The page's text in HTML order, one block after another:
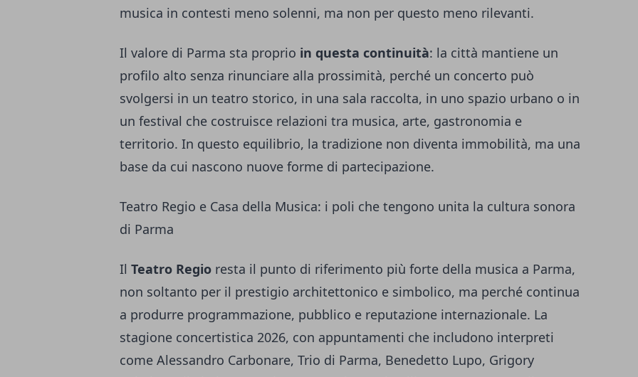
musica in contesti meno solenni, ma non per questo meno rilevanti.
Il valore di Parma sta proprio in questa continuità: la città mantiene un
profilo alto senza rinunciare alla prossimità, perché un concerto può
svolgersi in un teatro storico, in una sala raccolta, in uno spazio urbano o in
un festival che costruisce relazioni tra musica, arte, gastronomia e
territorio. In questo equilibrio, la tradizione non diventa immobilità, ma una
base da cui nascono nuove forme di partecipazione.
Teatro Regio e Casa della Musica: i poli che tengono unita la cultura sonora
di Parma
Il Teatro Regio resta il punto di riferimento più forte della musica a Parma,
non soltanto per il prestigio architettonico e simbolico, ma perché continua
a produrre programmazione, pubblico e reputazione internazionale. La
stagione concertistica 2026, con appuntamenti che includono interpreti
come Alessandro Carbonare, Trio di Parma, Benedetto Lupo, Grigory